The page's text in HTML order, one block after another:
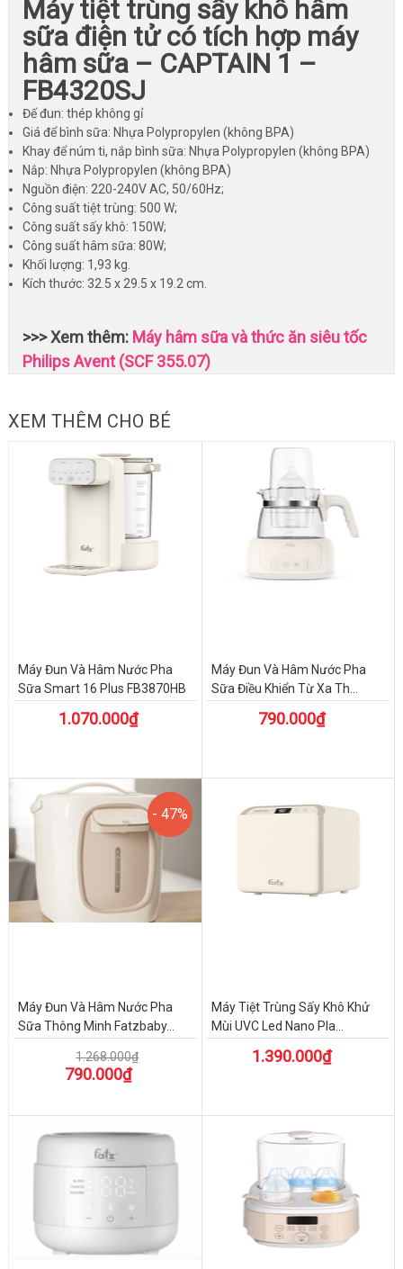
Máy tiệt trùng sấy khô hâm
sữa điện tử có tích hợp máy
hâm sữa – CAPTAIN 1 –
FB4320SJ
Đế đun: thép không gỉ
Giá để bình sữa: Nhựa Polypropylen (không BPA)
Khay để núm ti, nắp bình sữa: Nhựa Polypropylen (không BPA)
Nắp: Nhựa Polypropylen (không BPA)
Nguồn điện: 220-240V AC, 50/60Hz;
Công suất tiệt trùng: 500 W;
Công suất sấy khô: 150W;
Công suất hâm sữa: 80W;
Khối lượng: 1,93 kg.
Kích thước: 32.5 x 29.5 x 19.2 cm.
>>> Xem thêm: Máy hâm sữa và thức ăn siêu tốc
Philips Avent (SCF 355.07)
XEM THÊM CHO BÉ
Máy Đun Và Hâm Nước Pha
Sữa Smart 16 Plus FB3870HB
1.070.000₫
Máy Đun Và Hâm Nước Pha
Sữa Điều Khiển Từ Xa Th...
790.000₫
- 47%
Máy Đun Và Hâm Nước Pha
Sữa Thông Minh Fatzbaby...
1.268.000₫
790.000₫
- 47%
Máy Tiệt Trùng Sấy Khô Khử
Mùi UVC Led Nano Pla...
1.390.000₫